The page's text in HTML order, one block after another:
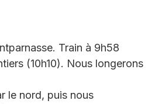
Train à 9h58
(10h10). Nous longerons
le nord, puis nous